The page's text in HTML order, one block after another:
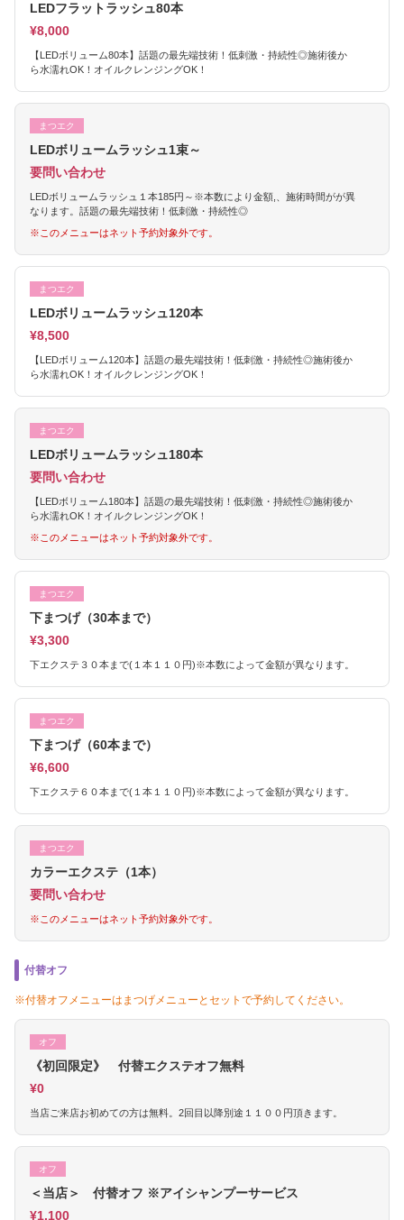
LEDフラットラッシュ80本
¥8,000
【LEDボリューム80本】話題の最先端技術！低刺激・持続性◎施術後か
ら水濡れOK！オイルクレンジングOK！
まつエク
LEDボリュームラッシュ1束～
要問い合わせ
LEDボリュームラッシュ１本185円～※本数により金額,、施術時間がが異
なります。話題の最先端技術！低刺激・持続性◎
※このメニューはネット予約対象外です。
まつエク
LEDボリュームラッシュ120本
¥8,500
【LEDボリューム120本】話題の最先端技術！低刺激・持続性◎施術後か
ら水濡れOK！オイルクレンジングOK！
まつエク
LEDボリュームラッシュ180本
要問い合わせ
【LEDボリューム180本】話題の最先端技術！低刺激・持続性◎施術後か
ら水濡れOK！オイルクレンジングOK！
※このメニューはネット予約対象外です。
まつエク
下まつげ（30本まで）
¥3,300
下エクステ３０本まで(１本１１０円)※本数によって金額が異なります。
まつエク
下まつげ（60本まで）
¥6,600
下エクステ６０本まで(１本１１０円)※本数によって金額が異なります。
まつエク
カラーエクステ（1本）
要問い合わせ
※このメニューはネット予約対象外です。
付替オフ
※付替オフメニューはまつげメニューとセットで予約してください。
オフ
《初回限定》 付替エクステオフ無料
¥0
当店ご来店お初めての方は無料。2回目以降別途１１００円頂きます。
オフ
＜当店＞ 付替オフ ※アイシャンプーサービス
¥1,100